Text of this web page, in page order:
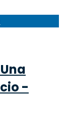
-